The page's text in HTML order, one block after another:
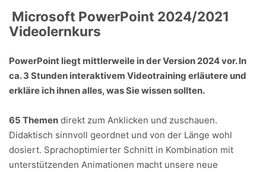
Microsoft PowerPoint 2024/2021
Videolernkurs
PowerPoint liegt mittlerweile in der Version 2024 vor. In
ca. 3 Stunden interaktivem Videotraining erläutere und
erkläre ich ihnen alles, was Sie wissen sollten.
65 Themen direkt zum Anklicken und zuschauen.
Didaktisch sinnvoll geordnet und von der Länge wohl
dosiert. Sprachoptimierter Schnitt in Kombination mit
unterstützenden Animationen macht unsere neue